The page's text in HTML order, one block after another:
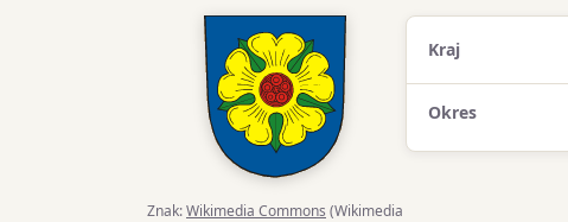
Znak:Wikimedia Commons (Wikimedia
Kraj
Okres